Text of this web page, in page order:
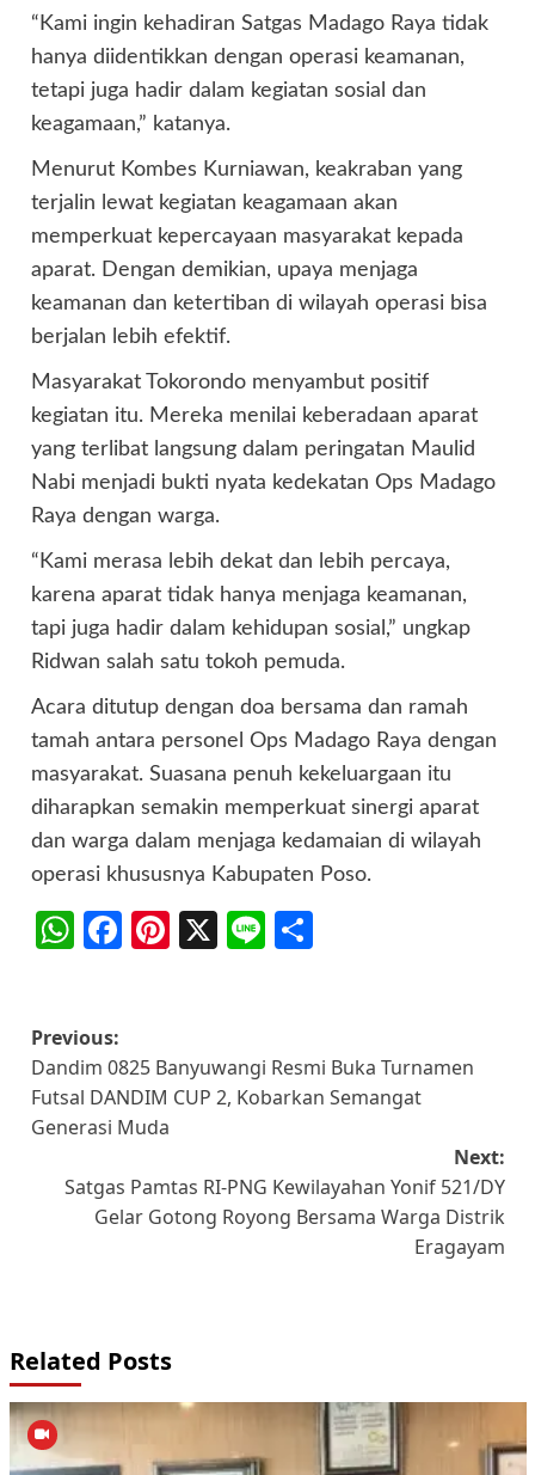
“Kami ingin kehadiran Satgas Madago Raya tidak
hanya diidentikkan dengan operasi keamanan,
tetapi juga hadir dalam kegiatan sosial dan
keagamaan,” katanya.
Menurut Kombes Kurniawan, keakraban yang
terjalin lewat kegiatan keagamaan akan
memperkuat kepercayaan masyarakat kepada
aparat. Dengan demikian, upaya menjaga
keamanan dan ketertiban di wilayah operasi bisa
berjalan lebih efektif.
Masyarakat Tokorondo menyambut positif
kegiatan itu. Mereka menilai keberadaan aparat
yang terlibat langsung dalam peringatan Maulid
Nabi menjadi bukti nyata kedekatan Ops Madago
Raya dengan warga.
“Kami merasa lebih dekat dan lebih percaya,
karena aparat tidak hanya menjaga keamanan,
tapi juga hadir dalam kehidupan sosial,” ungkap
Ridwan salah satu tokoh pemuda.
Acara ditutup dengan doa bersama dan ramah
tamah antara personel Ops Madago Raya dengan
masyarakat. Suasana penuh kekeluargaan itu
diharapkan semakin memperkuat sinergi aparat
dan warga dalam menjaga kedamaian di wilayah
operasi khususnya Kabupaten Poso.
WhatsApp
Facebook
Pinterest
X Line
Post
navigation
Previous:
Dandim 0825 Banyuwangi Resmi Buka Turnamen
Futsal DANDIM CUP 2, Kobarkan Semangat
Generasi Muda
Next:
Satgas Pamtas RI-PNG Kewilayahan Yonif 521/DY
Gelar Gotong Royong Bersama Warga Distrik
Eragayam
Related Posts